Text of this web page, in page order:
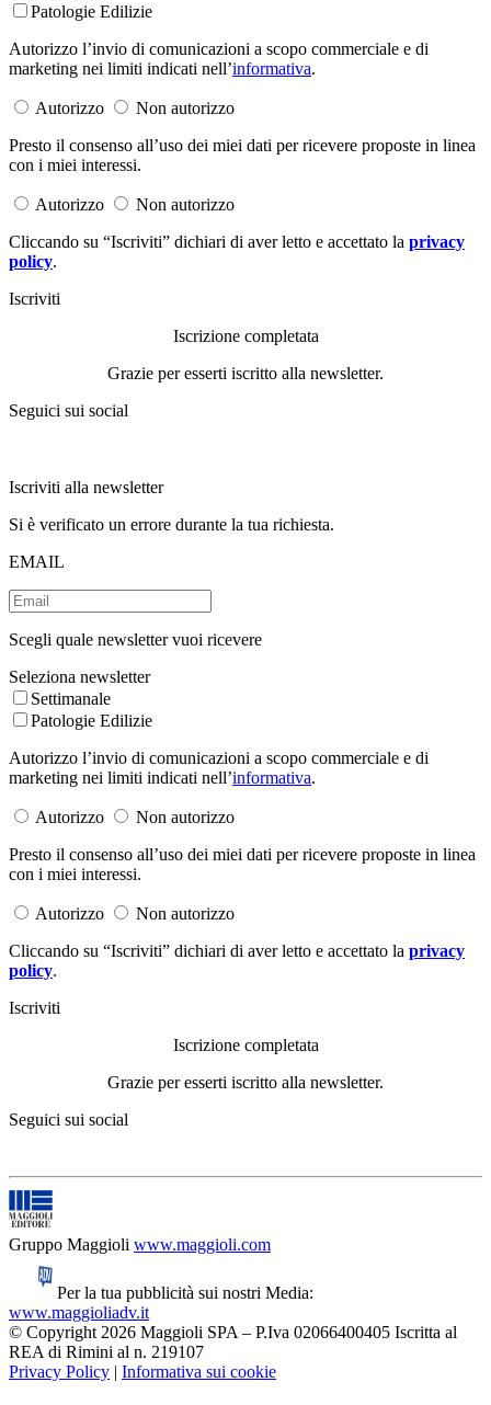
Patologie Edilizie
Autorizzo l’invio di comunicazioni a scopo commerciale e di
marketing nei limiti indicati nell’informativa.
Autorizzo
Non autorizzo
Presto il consenso all’uso dei miei dati per ricevere proposte in linea
con i miei interessi.
Autorizzo
Non autorizzo
Cliccando su “Iscriviti” dichiari di aver letto e accettato la privacy
policy.
Iscriviti
Iscrizione completata
Grazie per esserti iscritto alla newsletter.
Seguici sui social
Iscriviti alla newsletter
Si è verificato un errore durante la tua richiesta.
EMAIL
Scegli quale newsletter vuoi ricevere
Seleziona newsletter
Settimanale
Patologie Edilizie
Autorizzo l’invio di comunicazioni a scopo commerciale e di
marketing nei limiti indicati nell’informativa.
Autorizzo
Non autorizzo
Presto il consenso all’uso dei miei dati per ricevere proposte in linea
con i miei interessi.
Autorizzo
Non autorizzo
Cliccando su “Iscriviti” dichiari di aver letto e accettato la privacy
policy.
Iscriviti
Iscrizione completata
Grazie per esserti iscritto alla newsletter.
Seguici sui social
Gruppo Maggioli www.maggioli.com
Per la tua pubblicità sui nostri Media:
www.maggioliadv.it
© Copyright 2026 Maggioli SPA – P.Iva 02066400405 Iscritta al
REA di Rimini al n. 219107
Privacy Policy | Informativa sui cookie